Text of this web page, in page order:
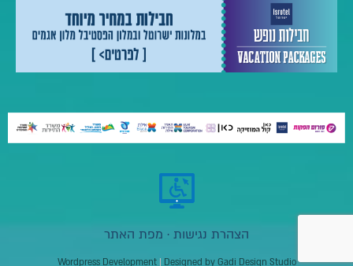
הצהרת נגישות · מפת האתר
Wordpress Development| Designed by Gadi Design Studio